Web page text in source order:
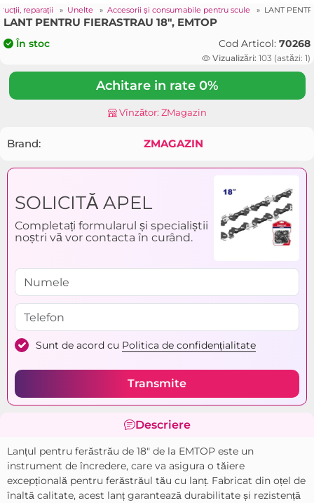
reparații » Unelte » Accesorii și consumabile pentru scule » LANT
LANT PENTRU FIERASTRAU 18", EMTOP
În stoc Cod Articol: 70268
Vizualizări: 103 (astăzi: 1)
Achitare in rate 0%
Vînzător: ZMagazin
Brand: ZMAGAZIN
SOLICITĂ APEL
Completați formularul și specialiștii
noștri vă vor contacta în curând.
Sunt de acord cu Politica de confidențialitate
Transmite
Descriere
Lanțul pentru ferăstrău de 18" de la EMTOP este un
instrument de încredere, care va asigura o tăiere
excepțională pentru ferăstrăul tău cu lanț. Fabricat din oțel de
înaltă calitate, acest lanț garantează durabilitate și rezistență